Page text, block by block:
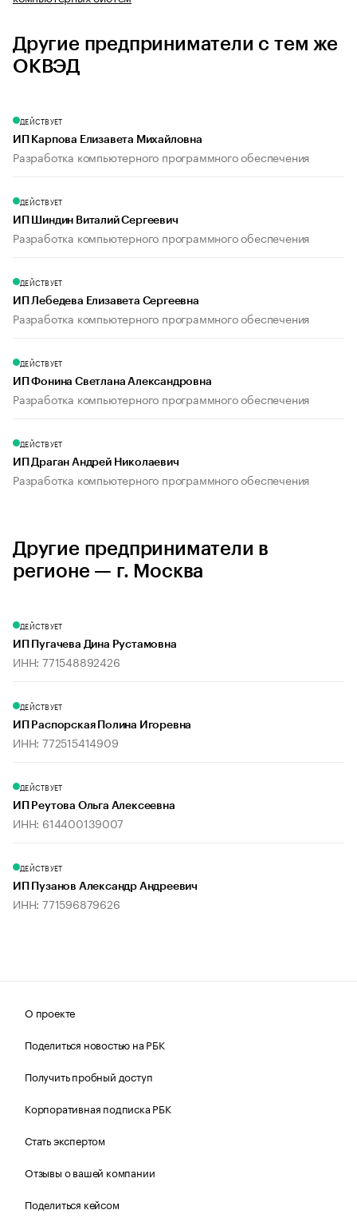
Другие предприниматели с тем же
ОКВЭД
ДЕЙСТВУЕТ
ИП Карпова Елизавета Михайловна
Разработка компьютерного программного обеспечения
ДЕЙСТВУЕТ
ИП Шиндин Виталий Сергеевич
Разработка компьютерного программного обеспечения
ДЕЙСТВУЕТ
ИП Лебедева Елизавета Сергеевна
Разработка компьютерного программного обеспечения
ДЕЙСТВУЕТ
ИП Фонина Светлана Александровна
Разработка компьютерного программного обеспечения
ДЕЙСТВУЕТ
ИП Драган Андрей Николаевич
Разработка компьютерного программного обеспечения
Другие предприниматели в
регионе — г. Москва
ДЕЙСТВУЕТ
ИП Пугачева Дина Рустамовна
ИНН: 771548892426
ДЕЙСТВУЕТ
ИП Распорская Полина Игоревна
ИНН: 772515414909
ДЕЙСТВУЕТ
ИП Реутова Ольга Алексеевна
ИНН: 614400139007
ДЕЙСТВУЕТ
ИП Пузанов Александр Андреевич
ИНН: 771596879626
О проекте
Поделиться новостью на РБК
Получить пробный доступ
Корпоративная подписка РБК
Стать экспертом
Отзывы о вашей компании
Поделиться кейсом